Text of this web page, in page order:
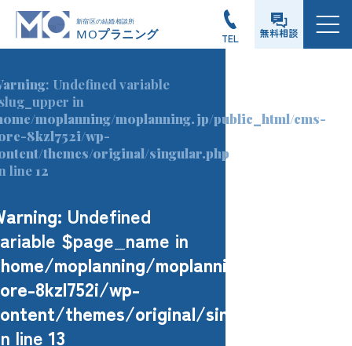
TEL 無料相談
メニュー
: Undefined variable
in
moplanning/moplanning.jp/public_html/cms-
8kzl752i/wp-
themes/original/singular.php
line 12
: Undefined
$page_name in
moplanning/moplanning.jp/
8kzl752i/wp-
themes/original/singular.php
line13